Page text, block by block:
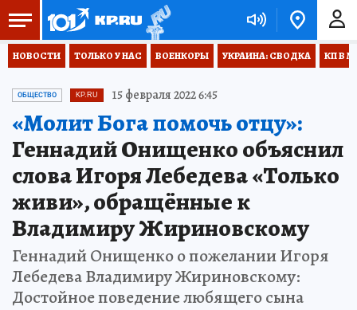
НОВОСТИ ТОЛЬКО У НАС ВОЕНКОРЫ УКРАИНА: СВОДКА КП В
ОБЩЕСТВО KP.RU 15 февраля 2022 6:45
«Молит Бога помочь отцу»:
Геннадий Онищенко объяснил
слова Игоря Лебедева «Только
живи», обращённые к
Владимиру Жириновскому
Геннадий Онищенко о пожелании Игоря
Лебедева Владимиру Жириновскому:
Достойное поведение любящего сына